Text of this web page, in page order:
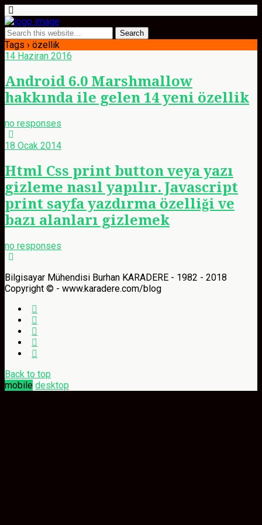
Tags › özellik
14 Haziran 2016
Android 6.0 Marshmallow
hakkında ile gelen 14 yeni özellik
no responses
18 Ocak 2014
Html Css print button veya yazı
gizleme nasıl yapılır. Javascript
print sayfa yazdırma özelliği ve
bazı alanları gizlemek
no responses
Bilgisayar Mühendisi Burhan KARADERE - 1982 - 2018
Copyright © - www.karadere.com/blog
Back to top
mobile desktop